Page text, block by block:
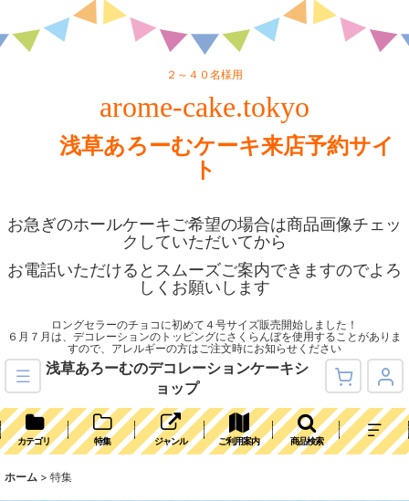
２～４０名様用
arome-cake.tokyo
浅草あろーむケーキ来店予約サイ
ト
お急ぎのホールケーキご希望の場合は商品画像チェッ
クしていただいてから
お電話いただけるとスムーズご案内できますのでよろ
しくお願いします
ロングセラーのチョコに初めて４号サイズ販売開始しました！
６月７月は、デコレーションのトッピングにさくらんぼを使用することがありま
すので、アレルギーの方はご注文時にお知らせください
浅草あろーむのデコレーションケーキシ
ョップ
カテゴリ 特集 ジャンル ご利用案内 商品検索
ホーム > 特集